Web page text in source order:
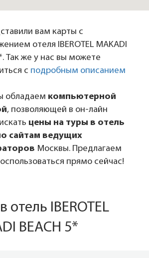
вам карты с
отеля IBEROTEL MAKADI
Так же у нас вы можете
с подробным описанием
обладаем компьютерной
, позволяющей в он-лайн
цены на туры в отель
сайтам ведущих
Москвы. Предлагаем
прямо сейчас!
отель IBEROTEL
BEACH 5*